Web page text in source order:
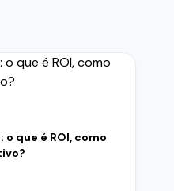
que é ROI, como